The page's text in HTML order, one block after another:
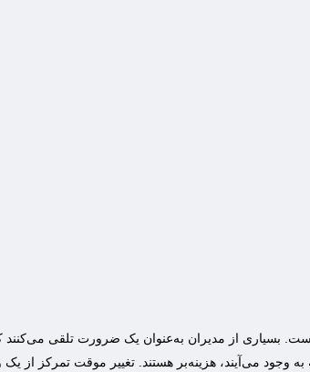
بسیاری از مدیران به‌عنوان یک ضرورت تلقی می‌کنند